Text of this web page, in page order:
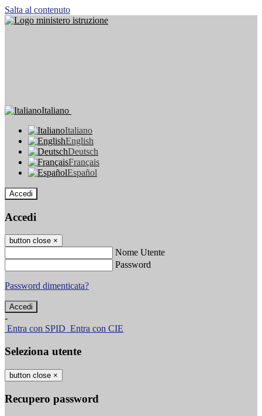
Salta al contenuto
Italiano
Italiano
English
Deutsch
Français
Español
Accedi
Accedi
button close ×
Nome Utente
Password
Password dimenticata?
-
Entra con SPID Entra con CIE
Seleziona utente
button close ×
Recupero password